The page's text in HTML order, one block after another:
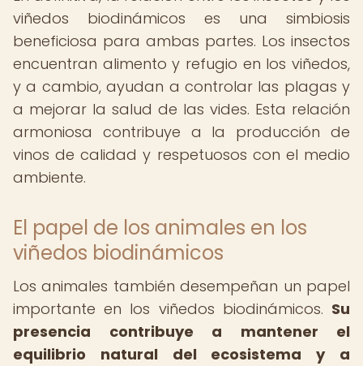
viñedos biodinámicos es una simbiosis
beneficiosa para ambas partes. Los insectos
encuentran alimento y refugio en los viñedos,
y a cambio, ayudan a controlar las plagas y
a mejorar la salud de las vides. Esta relación
armoniosa contribuye a la producción de
vinos de calidad y respetuosos con el medio
ambiente.
El papel de los animales en los
viñedos biodinámicos
Los animales también desempeñan un papel
importante en los viñedos biodinámicos. Su
presencia contribuye a mantener el
equilibrio natural del ecosistema y a